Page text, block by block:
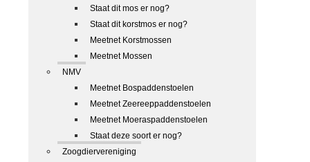
Staat dit mos er nog?
Staat dit korstmos er nog?
Meetnet Korstmossen
Meetnet Mossen
NMV
Meetnet Bospaddenstoelen
Meetnet Zeereeppaddenstoelen
Meetnet Moeraspaddenstoelen
Staat deze soort er nog?
Zoogdiervereniging